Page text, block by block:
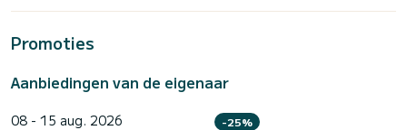
Promoties
Aanbiedingen van de eigenaar
08 - 15 aug. 2026 -25%